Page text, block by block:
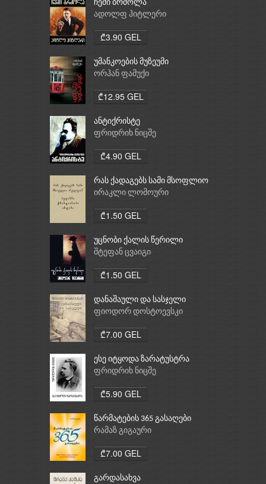
ჩემი ბრძოლა
ადოლფ ჰიტლერი
₾3.90 GEL
უმანკოების მუზეუმი
ორჰან ფამუქი
₾12.95 GEL
ანტიქრისტე
ფრიდრიხ ნიცშე
₾4.90 GEL
რას ქადაგებს სამი მსოფლიო
რელიგია: ბუდიზმი,
ირაკლი ლომოური
₾1.50 GEL
უცნობი ქალის წერილი
შტეფან ცვაიგი
₾1.50 GEL
დანაშაული და სასჯელი
ფიოდორ დოსტოევსკი
₾7.00 GEL
ესე იტყოდა ზარატუსტრა
ფრიდრიხ ნიცშე
₾5.90 GEL
წარმატების 365 გასაღები
რამაზ გიგაური
₾7.00 GEL
გარდასახვა